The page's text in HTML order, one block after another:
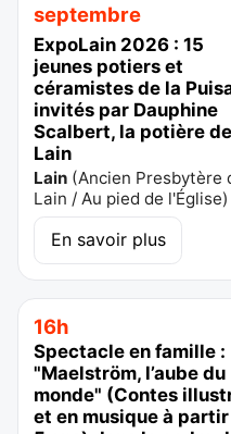
septembre
ExpoLain 2026 : 15
jeunes potiers et
céramistes de la
invités par Dauphine
Scalbert, la potière de
Lain
Lain (Ancien Presbytère
Lain / Au pied de l'Église)
En savoir plus
16h
Spectacle en famille :
"Maelström, l’aube du
monde" (Contes
et en musique à